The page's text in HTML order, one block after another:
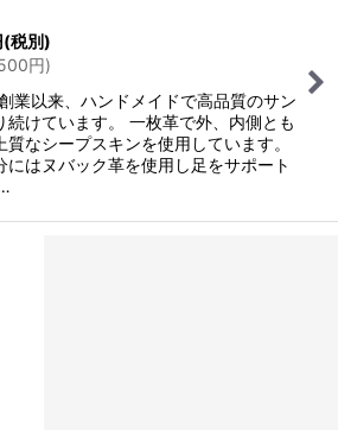
(税別)
円)
業以来、ハンドメイドで高品質のサン
続けています。 一枚革で外、内側とも
質なシープスキンを使用しています。
にはヌバック革を使用し足をサポート